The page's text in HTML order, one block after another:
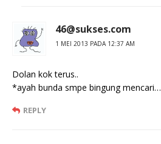
46@sukses.com
1 MEI 2013 PADA 12:37 AM
Dolan kok terus..
*ayah bunda smpe bingung mencari…
REPLY